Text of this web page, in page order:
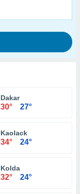
Dakar
30° 27°
Kaolack
34° 24°
Kolda
32° 24°